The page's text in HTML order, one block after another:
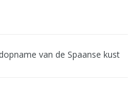
van de Spaanse kust